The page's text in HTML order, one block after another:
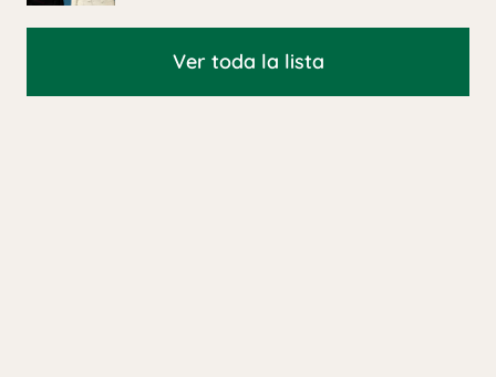
Ver toda la lista